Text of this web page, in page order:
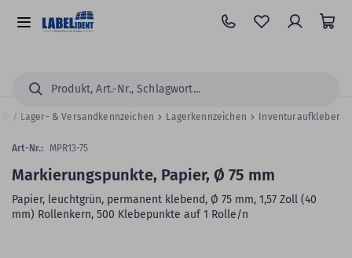
Hauptinhalt
springen
Alle
Suchen...
/ Lager- & Versandkennzeichen Lagerkennzeichen Inventuraufkleber
Markierungspunkte, Papier, Ø 75 mm
Papier, leuchtgrün, permanent klebend, Ø 75 mm, 1,57 Zoll (40
mm) Rollenkern, 500 Klebepunkte auf 1 Rolle/n
Art-Nr.: MPR13-75